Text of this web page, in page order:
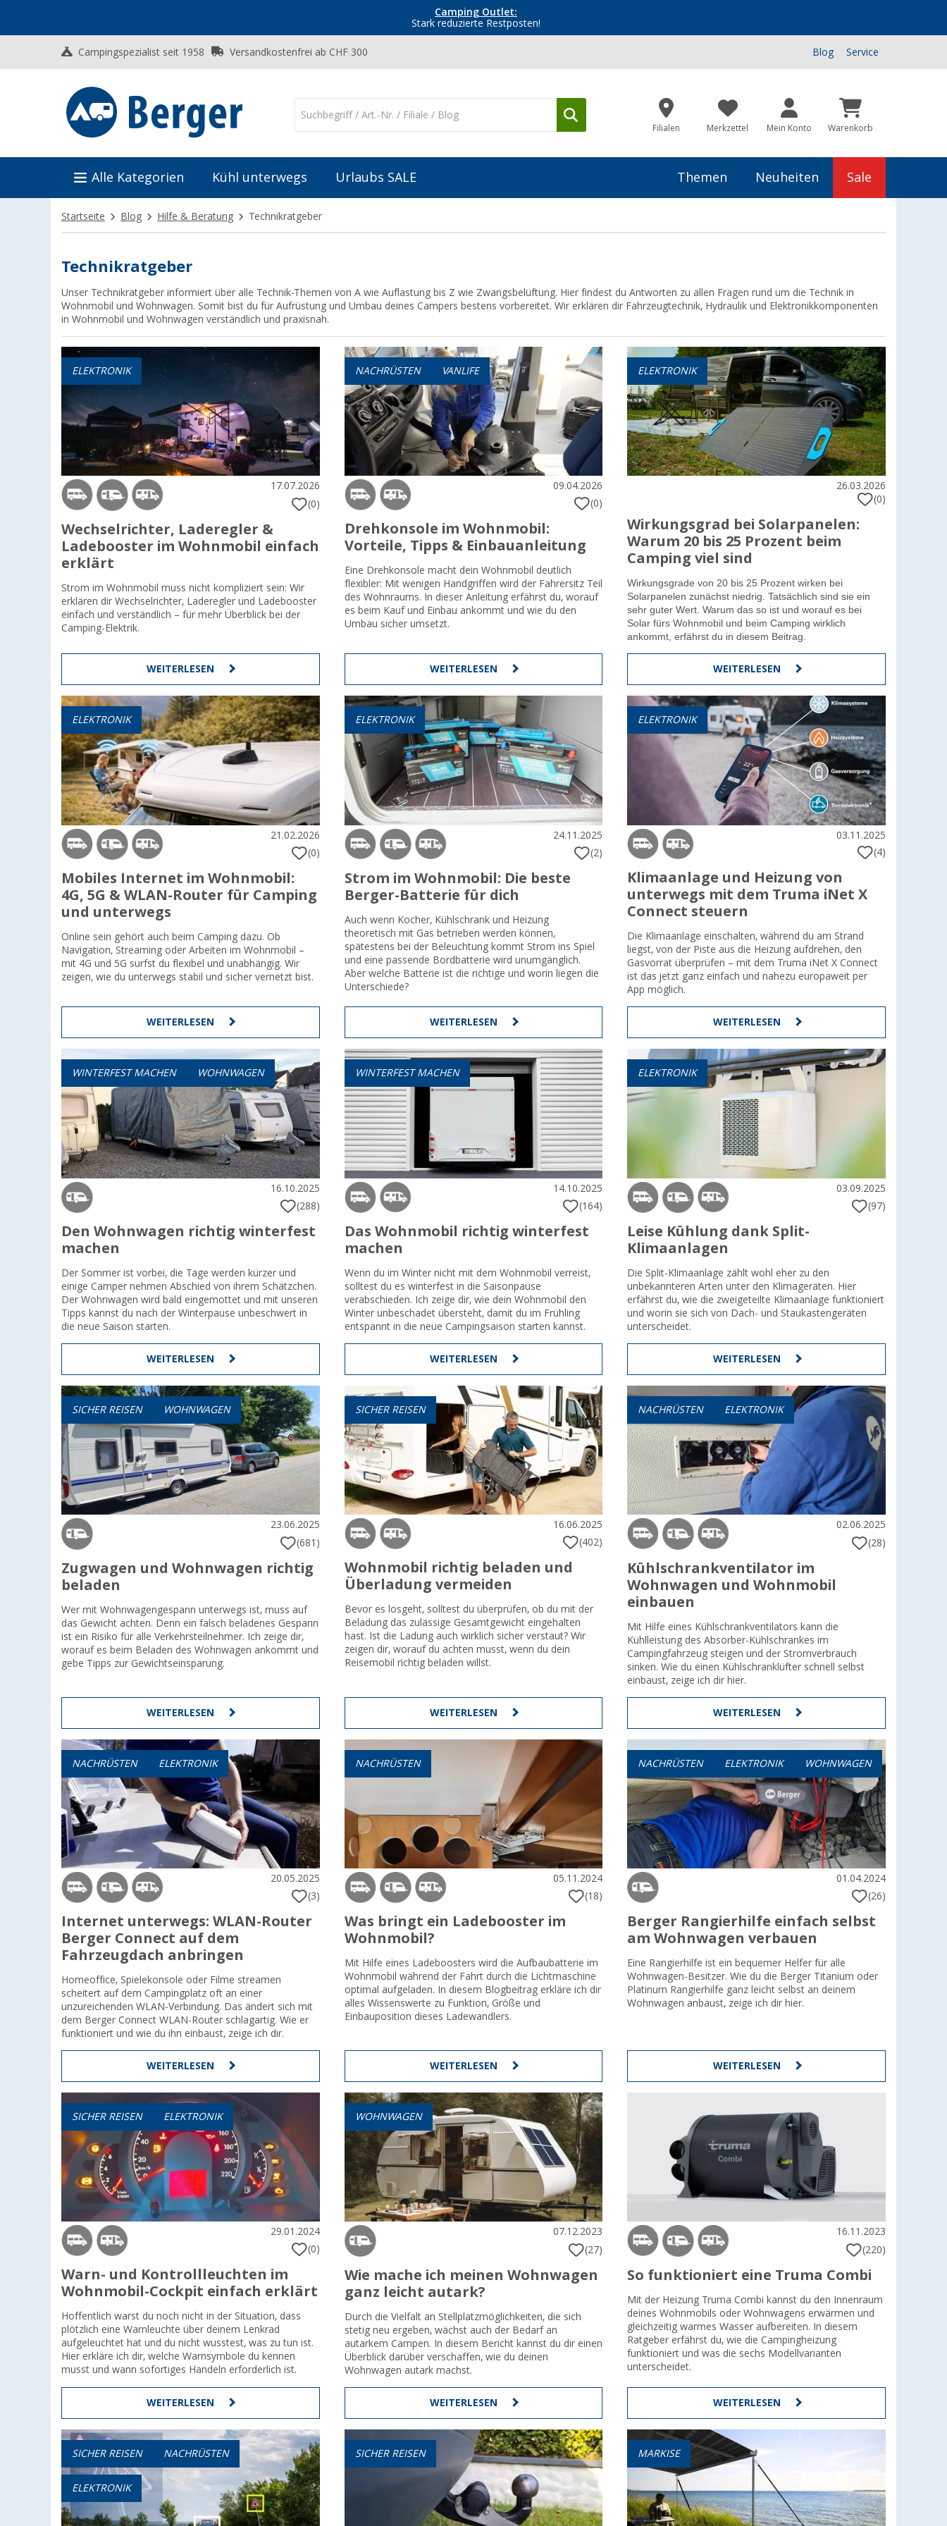
Camping Outlet:
Stark reduzierte Restposten!
Campingspezialist seit 1958 Versandkostenfrei ab CHF 300 Blog Service
Filialen Merkzettel Mein Konto Warenkorb
Alle Kategorien Kühl unterwegs Urlaubs SALE Themen Neuheiten Sale
Startseite Blog Hilfe & Beratung Technikratgeber
Technikratgeber
Unser Technikratgeber informiert über alle Technik-Themen von A wie Auflastung bis Z wie Zwangsbelüftung. Hier findest du Antworten zu allen Fragen rund um die Technik in
Wohnmobil und Wohnwagen. Somit bist du für Aufrüstung und Umbau deines Campers bestens vorbereitet. Wir erklären dir Fahrzeugtechnik, Hydraulik und Elektronikkomponenten
in Wohnmobil und Wohnwagen verständlich und praxisnah.
ELEKTRONIK
17.07.2026
(0)
Wechselrichter, Laderegler &
Ladebooster im Wohnmobil einfach
erklärt
Strom im Wohnmobil muss nicht kompliziert sein: Wir
erklären dir Wechselrichter, Laderegler und Ladebooster
einfach und verständlich – für mehr Überblick bei der
Camping-Elektrik.
WEITERLESEN
NACHRÜSTEN VANLIFE
09.04.2026
(0)
Drehkonsole im Wohnmobil:
Vorteile, Tipps & Einbauanleitung
Eine Drehkonsole macht dein Wohnmobil deutlich
flexibler: Mit wenigen Handgriffen wird der Fahrersitz Teil
des Wohnraums. In dieser Anleitung erfährst du, worauf
es beim Kauf und Einbau ankommt und wie du den
Umbau sicher umsetzt.
WEITERLESEN
ELEKTRONIK
26.03.2026
(0)
Wirkungsgrad bei Solarpanelen:
Warum 20 bis 25 Prozent beim
Camping viel sind
Wirkungsgrade von 20 bis 25 Prozent wirken bei
Solarpanelen zunächst niedrig. Tatsächlich sind sie ein
sehr guter Wert. Warum das so ist und worauf es bei
Solar fürs Wohnmobil und beim Camping wirklich
ankommt, erfährst du in diesem Beitrag.
WEITERLESEN
ELEKTRONIK
21.02.2026
(0)
Mobiles Internet im Wohnmobil:
4G, 5G & WLAN-Router für Camping
und unterwegs
Online sein gehört auch beim Camping dazu. Ob
Navigation, Streaming oder Arbeiten im Wohnmobil –
mit 4G und 5G surfst du flexibel und unabhängig. Wir
zeigen, wie du unterwegs stabil und sicher vernetzt bist.
WEITERLESEN
ELEKTRONIK
24.11.2025
(2)
Strom im Wohnmobil: Die beste
Berger-Batterie für dich
Auch wenn Kocher, Kühlschrank und Heizung
theoretisch mit Gas betrieben werden können,
spätestens bei der Beleuchtung kommt Strom ins Spiel
und eine passende Bordbatterie wird unumgänglich.
Aber welche Batterie ist die richtige und worin liegen die
Unterschiede?
WEITERLESEN
ELEKTRONIK
03.11.2025
(4)
Klimaanlage und Heizung von
unterwegs mit dem Truma iNet X
Connect steuern
Die Klimaanlage einschalten, während du am Strand
liegst, von der Piste aus die Heizung aufdrehen, den
Gasvorrat überprüfen – mit dem Truma iNet X Connect
ist das jetzt ganz einfach und nahezu europaweit per
App möglich.
WEITERLESEN
WINTERFEST MACHEN WOHNWAGEN
16.10.2025
(288)
Den Wohnwagen richtig winterfest
machen
Der Sommer ist vorbei, die Tage werden kürzer und
einige Camper nehmen Abschied von ihrem Schätzchen.
Der Wohnwagen wird bald eingemottet und mit unseren
Tipps kannst du nach der Winterpause unbeschwert in
die neue Saison starten.
WEITERLESEN
WINTERFEST MACHEN
14.10.2025
(164)
Das Wohnmobil richtig winterfest
machen
Wenn du im Winter nicht mit dem Wohnmobil verreist,
solltest du es winterfest in die Saisonpause
verabschieden. Ich zeige dir, wie dein Wohnmobil den
Winter unbeschadet übersteht, damit du im Frühling
entspannt in die neue Campingsaison starten kannst.
WEITERLESEN
ELEKTRONIK
03.09.2025
(97)
Leise Kühlung dank Split-
Klimaanlagen
Die Split-Klimaanlage zählt wohl eher zu den
unbekannteren Arten unter den Klimageräten. Hier
erfährst du, wie die zweigeteilte Klimaanlage funktioniert
und worin sie sich von Dach- und Staukastengeräten
unterscheidet.
WEITERLESEN
SICHER REISEN WOHNWAGEN
23.06.2025
(681)
Zugwagen und Wohnwagen richtig
beladen
Wer mit Wohnwagengespann unterwegs ist, muss auf
das Gewicht achten. Denn ein falsch beladenes Gespann
ist ein Risiko für alle Verkehrsteilnehmer. Ich zeige dir,
worauf es beim Beladen des Wohnwagen ankommt und
gebe Tipps zur Gewichtseinsparung.
WEITERLESEN
SICHER REISEN
16.06.2025
(402)
Wohnmobil richtig beladen und
Überladung vermeiden
Bevor es losgeht, solltest du überprüfen, ob du mit der
Beladung das zulässige Gesamtgewicht eingehalten
hast. Ist die Ladung auch wirklich sicher verstaut? Wir
zeigen dir, worauf du achten musst, wenn du dein
Reisemobil richtig beladen willst.
WEITERLESEN
NACHRÜSTEN ELEKTRONIK
02.06.2025
(28)
Kühlschrankventilator im
Wohnwagen und Wohnmobil
einbauen
Mit Hilfe eines Kühlschrankventilators kann die
Kühlleistung des Absorber-Kühlschrankes im
Campingfahrzeug steigen und der Stromverbrauch
sinken. Wie du einen Kühlschranklüfter schnell selbst
einbaust, zeige ich dir hier.
WEITERLESEN
NACHRÜSTEN ELEKTRONIK
20.05.2025
(3)
Internet unterwegs: WLAN-Router
Berger Connect auf dem
Fahrzeugdach anbringen
Homeoffice, Spielekonsole oder Filme streamen
scheitert auf dem Campingplatz oft an einer
unzureichenden WLAN-Verbindung. Das ändert sich mit
dem Berger Connect WLAN-Router schlagartig. Wie er
funktioniert und wie du ihn einbaust, zeige ich dir.
WEITERLESEN
NACHRÜSTEN
05.11.2024
(18)
Was bringt ein Ladebooster im
Wohnmobil?
Mit Hilfe eines Ladeboosters wird die Aufbaubatterie im
Wohnmobil während der Fahrt durch die Lichtmaschine
optimal aufgeladen. In diesem Blogbeitrag erkläre ich dir
alles Wissenswerte zu Funktion, Größe und
Einbauposition dieses Ladewandlers.
WEITERLESEN
NACHRÜSTEN ELEKTRONIK WOHNWAGEN
01.04.2024
(26)
Berger Rangierhilfe einfach selbst
am Wohnwagen verbauen
Eine Rangierhilfe ist ein bequemer Helfer für alle
Wohnwagen-Besitzer. Wie du die Berger Titanium oder
Platinum Rangierhilfe ganz leicht selbst an deinem
Wohnwagen anbaust, zeige ich dir hier.
WEITERLESEN
SICHER REISEN ELEKTRONIK
29.01.2024
(0)
Warn- und Kontrollleuchten im
Wohnmobil-Cockpit einfach erklärt
Hoffentlich warst du noch nicht in der Situation, dass
plötzlich eine Warnleuchte über deinem Lenkrad
aufgeleuchtet hat und du nicht wusstest, was zu tun ist.
Hier erkläre ich dir, welche Warnsymbole du kennen
musst und wann sofortiges Handeln erforderlich ist.
WEITERLESEN
WOHNWAGEN
07.12.2023
(27)
Wie mache ich meinen Wohnwagen
ganz leicht autark?
Durch die Vielfalt an Stellplatzmöglichkeiten, die sich
stetig neu ergeben, wächst auch der Bedarf an
autarkem Campen. In diesem Bericht kannst du dir einen
Überblick darüber verschaffen, wie du deinen
Wohnwagen autark machst.
WEITERLESEN
16.11.2023
(220)
So funktioniert eine Truma Combi
Mit der Heizung Truma Combi kannst du den Innenraum
deines Wohnmobils oder Wohnwagens erwärmen und
gleichzeitig warmes Wasser aufbereiten. In diesem
Ratgeber erfährst du, wie die Campingheizung
funktioniert und was die sechs Modellvarianten
unterscheidet.
WEITERLESEN
SICHER REISEN NACHRÜSTEN
ELEKTRONIK
SICHER REISEN MARKISE